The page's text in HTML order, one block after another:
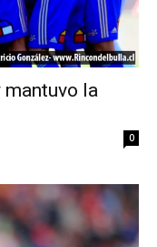
mantuvo la
0